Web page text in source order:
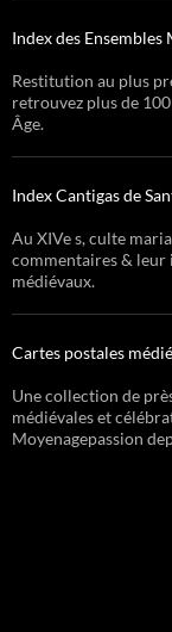
Index des Ensembles
Restitution au plus
retrouvez plus de
Âge.
Index Cantigas de
Au XIVe s, culte
commentaires & leur
médiévaux.
Cartes postales
Une collection de
médiévales et
Moyenagepassion